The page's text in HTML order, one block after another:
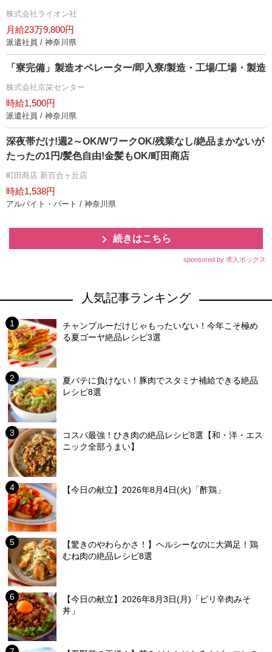
株式会社ライオン社
月給23万9,800円
派遣社員 / 神奈川県
「寮完備」製造オペレーター/即入寮/製造・工場/工場・製造
株式会社京栄センター
時給1,500円
派遣社員 / 神奈川県
深夜帯だけ!週2～OK/WワークOK/残業なし/絶品まかないが
たったの1円/髪色自由!金髪もOK/町田商店
町田商店 新百合ヶ丘店
時給1,538円
アルバイト・パート / 神奈川県
続きはこちら
sponsored by 求人ボックス
人気記事ランキング
チャンプルーだけじゃもったいない！今年こそ極め
る夏ゴーヤ絶品レシピ3選
夏バテに負けない！豚肉でスタミナ補給できる絶品
レシピ8選
コスパ最強！ひき肉の絶品レシピ8選【和・洋・エス
ニック全部うまい】
【今日の献立】2026年8月4日(火)「酢鶏」
【驚きのやわらかさ！】ヘルシーなのに大満足！鶏
むね肉の絶品レシピ8選
【今日の献立】2026年8月3日(月)「ピリ辛肉みそ
丼」